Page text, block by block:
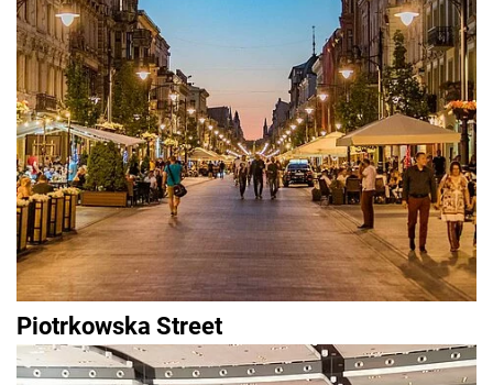
Piotrkowska Street